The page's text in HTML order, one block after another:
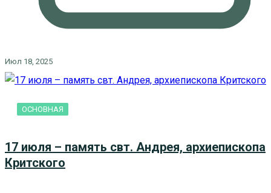
Июл 18, 2025
ОСНОВНАЯ
17 июля – память свт. Андрея, архиепископа
Критского